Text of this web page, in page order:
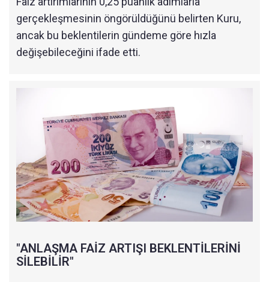
gerçekleşmesinin öngörüldüğünü belirten Kuru,
ancak bu beklentilerin gündeme göre hızla
değişebileceğini ifade etti.
"ANLAŞMA FAİZ ARTIŞI BEKLENTİLERİNİ
SİLEBİLİR"